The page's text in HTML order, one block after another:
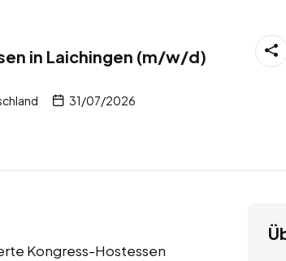
in Laichingen (m/w/d)
31/07/2026
Kongress-Hostessen